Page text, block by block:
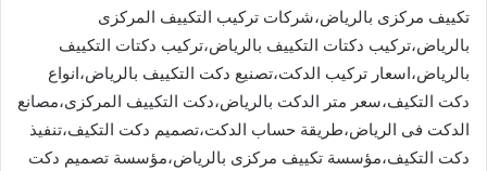
تكييف مركزى بالرياض،شركات تركيب التكييف المركزى
بالرياض،تركيب دكتات التكييف بالرياض،تركيب دكتات التكييف
بالرياض،اسعار تركيب الدكت،تصنيع دكت التكييف بالرياض،انواع
دكت التكيف،سعر متر الدكت بالرياض،دكت التكييف المركزى،مصانع
الدكت فى الرياض،طريقة حساب الدكت،تصميم دكت التكيف،تنفيذ
دكت التكيف،مؤسسة تكييف مركزى بالرياض،مؤسسة تصميم دكت